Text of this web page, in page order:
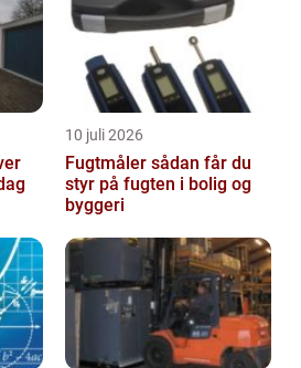
enhan...
10 juli 2026
Fugtmåler sådan får du
styr på fugten i bolig og
byggeri